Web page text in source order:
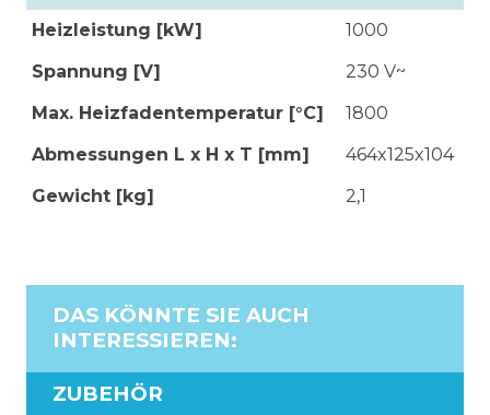
Heizleistung [kW]
1000
Spannung [V]
230 V~
Max. Heizfadentemperatur [°C]
1800
Abmessungen L x H x T [mm]
464x125x104
Gewicht [kg]
2,1
DAS KÖNNTE SIE AUCH
INTERESSIEREN:
ZUBEHÖR